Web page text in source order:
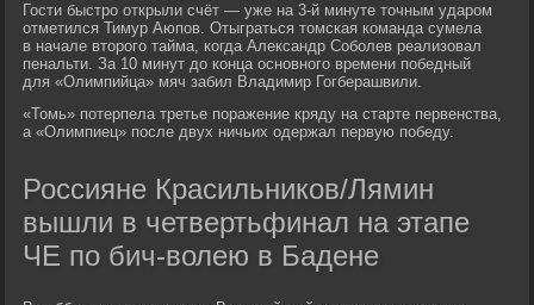
Гости быстро открыли счёт — уже на 3-й минуте точным ударом
отметился Тимур Аюпов. Отыграться томская команда сумела
в начале второго тайма, когда Александр Соболев реализовал
пенальти. За 10 минут до конца основного времени победный
для «Олимпийца» мяч забил Владимир Гогберашвили.
«Томь» потерпела третье поражение кряду на старте первенства,
а «Олимпиец» после двух ничьих одержал первую победу.
Россияне Красильников/Лямин
вышли в четвертьфинал на этапе
ЧЕ по бич-волею в Бадене